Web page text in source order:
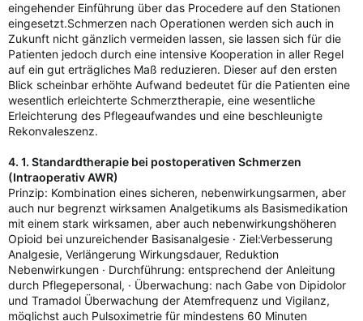
eingehender Einführung über das Procedere auf den Stationen
eingesetzt.Schmerzen nach Operationen werden sich auch in
Zukunft nicht gänzlich vermeiden lassen, sie lassen sich für die
Patienten jedoch durch eine intensive Kooperation in aller Regel
auf ein gut erträgliches Maß reduzieren. Dieser auf den ersten
Blick scheinbar erhöhte Aufwand bedeutet für die Patienten eine
wesentlich erleichterte Schmerztherapie, eine wesentliche
Erleichterung des Pflegeaufwandes und eine beschleunigte
Rekonvaleszenz.
4. 1. Standardtherapie bei postoperativen Schmerzen
(Intraoperativ AWR)
Prinzip: Kombination eines sicheren, nebenwirkungsarmen, aber
auch nur begrenzt wirksamen Analgetikums als Basismedikation
mit einem stark wirksamen, aber auch nebenwirkungshöheren
Opioid bei unzureichender Basisanalgesie · Ziel:Verbesserung
Analgesie, Verlängerung Wirkungsdauer, Reduktion
Nebenwirkungen · Durchführung: entsprechend der Anleitung
durch Pflegepersonal, · Überwachung: nach Gabe von Dipidolor
und Tramadol Überwachung der Atemfrequenz und Vigilanz,
möglichst auch Pulsoximetrie für mindestens 60 Minuten